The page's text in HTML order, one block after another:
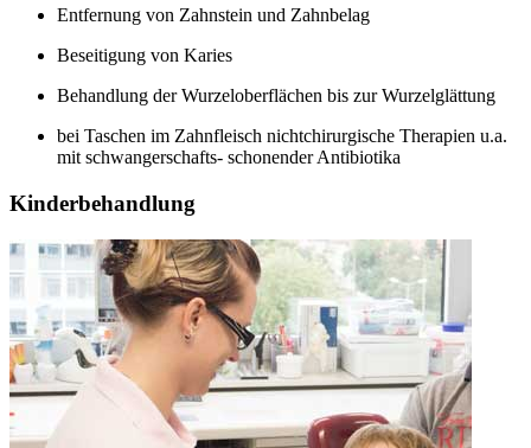
Entfernung von Zahnstein und Zahnbelag
Beseitigung von Karies
Behandlung der Wurzeloberflächen bis zur Wurzelglättung
bei Taschen im Zahnfleisch nichtchirurgische Therapien u.a.
mit schwangerschafts- schonender Antibiotika
Kinderbehandlung